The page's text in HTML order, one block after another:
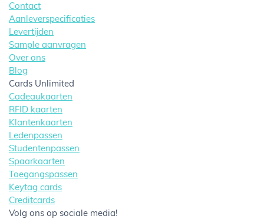
Contact
Aanleverspecificaties
Levertijden
Sample aanvragen
Over ons
Blog
Cards Unlimited
Cadeaukaarten
RFID kaarten
Klantenkaarten
Ledenpassen
Studentenpassen
Spaarkaarten
Toegangspassen
Keytag cards
Creditcards
Volg ons op sociale media!